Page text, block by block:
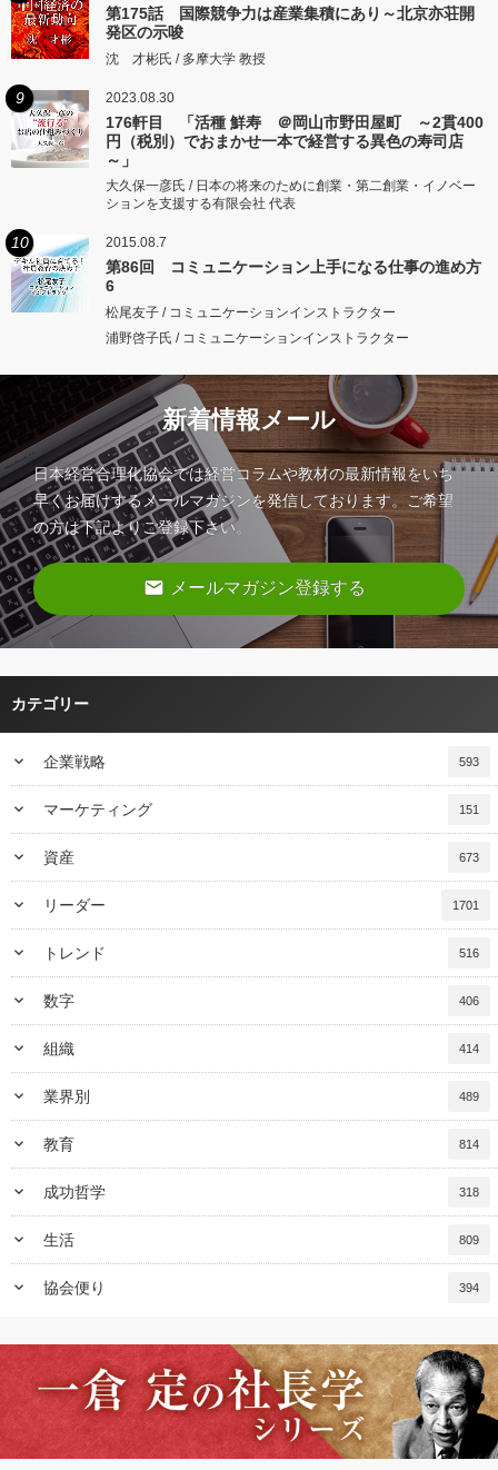
第175話 国際競争力は産業集積にあり～北京亦荘開
発区の示唆
沈 才彬氏 / 多摩大学 教授
9 2023.08.30
176軒目 「活種 鮮寿 ＠岡山市野田屋町 ～2貫400
円（税別）でおまかせ一本で経営する異色の寿司店
～」
大久保一彦氏 / 日本の将来のために創業・第二創業・イノベー
ションを支援する有限会社 代表
10 2015.08.7
第86回 コミュニケーション上手になる仕事の進め方
6
松尾友子 / コミュニケーションインストラクター
浦野啓子氏 / コミュニケーションインストラクター
新着情報メール
日本経営合理化協会では経営コラムや教材の最新情報をいち
早くお届けするメールマガジンを発信しております。ご希望
の方は下記よりご登録下さい。
email メールマガジン登録する
カテゴリー
keyboard_arrow_down 企業戦略 593
keyboard_arrow_down マーケティング 151
keyboard_arrow_down 資産 673
keyboard_arrow_down リーダー 1701
keyboard_arrow_down トレンド 516
keyboard_arrow_down 数字 406
keyboard_arrow_down 組織 414
keyboard_arrow_down 業界別 489
keyboard_arrow_down 教育 814
keyboard_arrow_down 成功哲学 318
keyboard_arrow_down 生活 809
keyboard_arrow_down 協会便り 394